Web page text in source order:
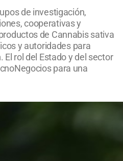
de investigación,
cooperativas y
de Cannabis sativa
y autoridades para
rol del Estado y del sector
para una